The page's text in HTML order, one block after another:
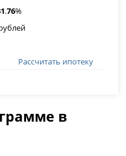
.76%
Рассчитать ипотеку
в